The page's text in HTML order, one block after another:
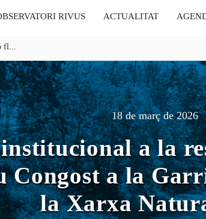
RIVUS ACTUALITAT
fl...
18 de març de 2026
a la
Congost a la
la Xarxa